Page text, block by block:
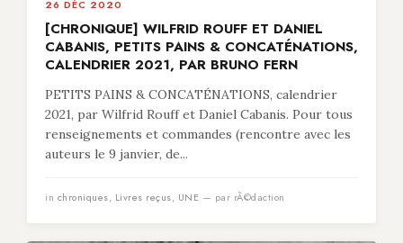
26 DÉC 2020
[CHRONIQUE] WILFRID ROUFF ET DANIEL
CABANIS, PETITS PAINS & CONCATÉNATIONS,
CALENDRIER 2021, PAR BRUNO FERN
PETITS PAINS & CONCATÉNATIONS, calendrier
2021, par Wilfrid Rouff et Daniel Cabanis. Pour tous
renseignements et commandes (rencontre avec les
auteurs le 9 janvier, de...
in chroniques, Livres reçus, UNE — par rÃ©daction